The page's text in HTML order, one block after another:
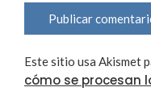
Este sitio usa Akismet
cómo se procesan